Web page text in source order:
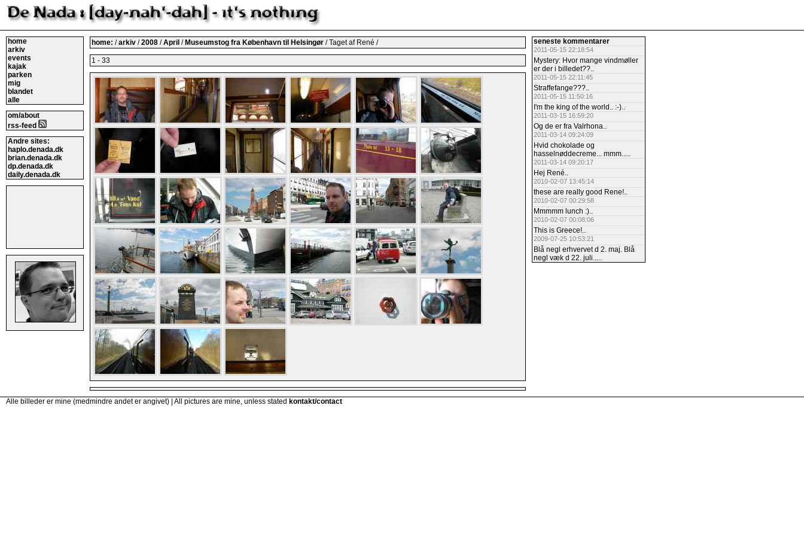
home
arkiv
events
kajak
parken
mig
blandet
alle
om/about
rss-feed
Andre sites:
haplo.denada.dk
brian.denada.dk
dp.denada.dk
daily.denada.dk
home: /arkiv /2008 /April / Museumstog fra København til Helsingør / Taget af René /
1 - 33
seneste kommentarer
2011-05-15 22:18:54
Mystery: Hvor mange vindmøller
er der i billedet??..
2011-05-15 22:11:45
Straffefange???..
2011-05-15 11:50:16
I'm the king of the world.. :-)..
2011-03-15 16:59:20
Og de er fra Valrhona..
2011-03-14 09:24:09
Hvid chokolade og
hasselnøddecreme... mmm.....
2011-03-14 09:20:17
Hej René..
2010-02-07 13:45:14
these are really good Rene!..
2010-02-07 00:29:58
Mmmmm lunch :)..
2010-02-07 00:08:06
This is Greece!..
2009-07-25 10:53:21
Blå negl erhvervet d 2. maj. Blå
negl væk d 22. juli.....
Alle billeder er mine (medmindre andet er angivet) | All pictures are mine, unless stated kontakt/contact